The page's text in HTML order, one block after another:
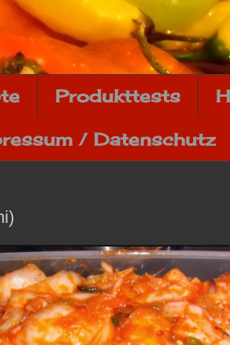
Produkttests
/ Datenschutz